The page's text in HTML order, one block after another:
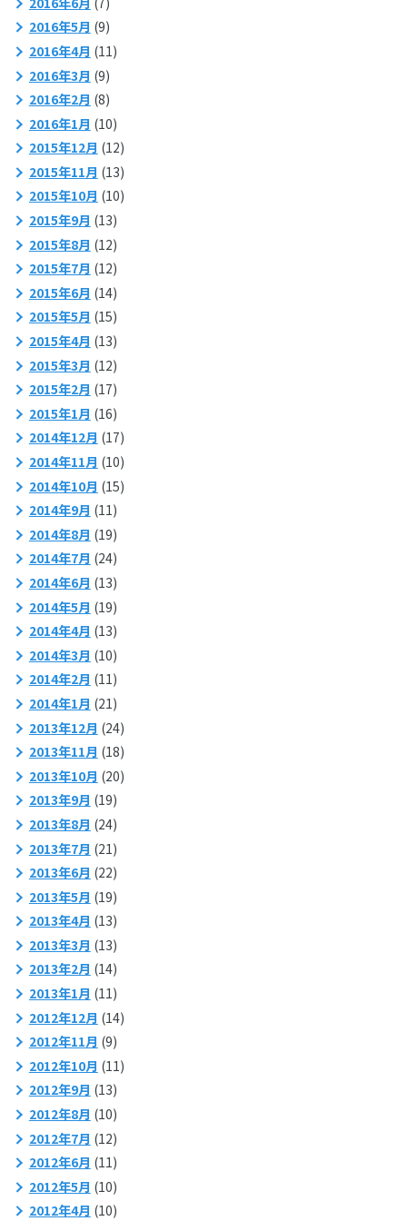
2016年5月 (9)
2016年4月 (11)
2016年3月 (9)
2016年2月 (8)
2016年1月 (10)
2015年12月 (12)
2015年11月 (13)
2015年10月 (10)
2015年9月 (13)
2015年8月 (12)
2015年7月 (12)
2015年6月 (14)
2015年5月 (15)
2015年4月 (13)
2015年3月 (12)
2015年2月 (17)
2015年1月 (16)
2014年12月 (17)
2014年11月 (10)
2014年10月 (15)
2014年9月 (11)
2014年8月 (19)
2014年7月 (24)
2014年6月 (13)
2014年5月 (19)
2014年4月 (13)
2014年3月 (10)
2014年2月 (11)
2014年1月 (21)
2013年12月 (24)
2013年11月 (18)
2013年10月 (20)
2013年9月 (19)
2013年8月 (24)
2013年7月 (21)
2013年6月 (22)
2013年5月 (19)
2013年4月 (13)
2013年3月 (13)
2013年2月 (14)
2013年1月 (11)
2012年12月 (14)
2012年11月 (9)
2012年10月 (11)
2012年9月 (13)
2012年8月 (10)
2012年7月 (12)
2012年6月 (11)
2012年5月 (10)
2012年4月 (10)